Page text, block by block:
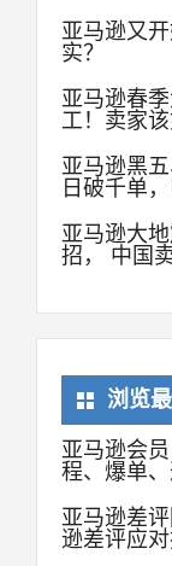
亚马逊又
实？
亚马逊春
工！卖家
亚马逊黑
日破千单
亚马逊大
招， 中国
浏览
亚马逊会
程、爆单、
亚马逊差
逊差评应